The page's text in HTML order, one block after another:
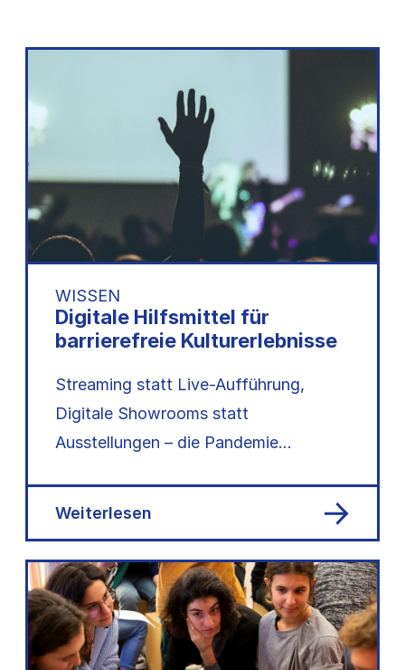
WISSEN
Digitale Hilfsmittel für
barrierefreie Kulturerlebnisse
Streaming statt Live-Aufführung,
Digitale Showrooms statt
Ausstellungen – die Pandemie
Weiterlesen